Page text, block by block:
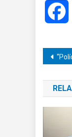
de
“Polícia flagra